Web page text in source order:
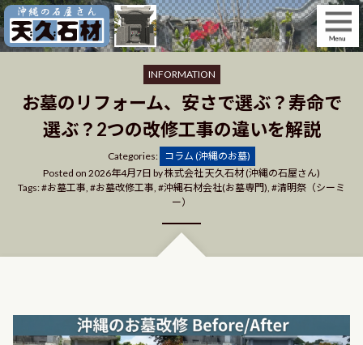
Skip
to
content
INFORMATION
お墓のリフォーム、安さで選ぶ？寿命で
選ぶ？2つの改修工事の違いを解説
Categories: Categories
コラム (沖縄のお墓)
Posted on 2026年4月7日 by株式会社 天久石材 (沖縄の石屋さん)
Tags:
お墓工事, お墓改修工事, 沖縄石材会社(お墓専門),
清明祭（シーミ
ー）